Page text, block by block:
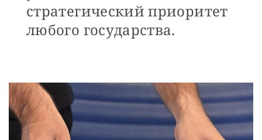
стратегический приоритет
любого государства.